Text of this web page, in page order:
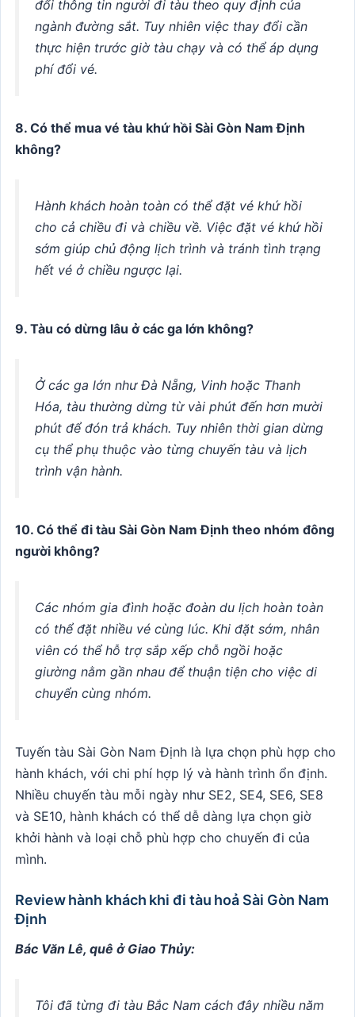
đổi thông tin người đi tàu theo quy định của
ngành đường sắt. Tuy nhiên việc thay đổi cần
thực hiện trước giờ tàu chạy và có thể áp dụng
phí đổi vé.
8. Có thể mua vé tàu khứ hồi Sài Gòn Nam Định
không?
Hành khách hoàn toàn có thể đặt vé khứ hồi
cho cả chiều đi và chiều về. Việc đặt vé khứ hồi
sớm giúp chủ động lịch trình và tránh tình trạng
hết vé ở chiều ngược lại.
9. Tàu có dừng lâu ở các ga lớn không?
Ở các ga lớn như Đà Nẵng, Vinh hoặc Thanh
Hóa, tàu thường dừng từ vài phút đến hơn mười
phút để đón trả khách. Tuy nhiên thời gian dừng
cụ thể phụ thuộc vào từng chuyến tàu và lịch
trình vận hành.
10. Có thể đi tàu Sài Gòn Nam Định theo nhóm đông
người không?
Các nhóm gia đình hoặc đoàn du lịch hoàn toàn
có thể đặt nhiều vé cùng lúc. Khi đặt sớm, nhân
viên có thể hỗ trợ sắp xếp chỗ ngồi hoặc
giường nằm gần nhau để thuận tiện cho việc di
chuyển cùng nhóm.
Tuyến tàu Sài Gòn Nam Định là lựa chọn phù hợp cho
hành khách, với chi phí hợp lý và hành trình ổn định.
Nhiều chuyến tàu mỗi ngày như SE2, SE4, SE6, SE8
và SE10, hành khách có thể dễ dàng lựa chọn giờ
khởi hành và loại chỗ phù hợp cho chuyến đi của
mình.
Review hành khách khi đi tàu hoả Sài Gòn Nam
Định
Bác Văn Lê, quê ở Giao Thủy:
Tôi đã từng đi tàu Bắc Nam cách đây nhiều năm